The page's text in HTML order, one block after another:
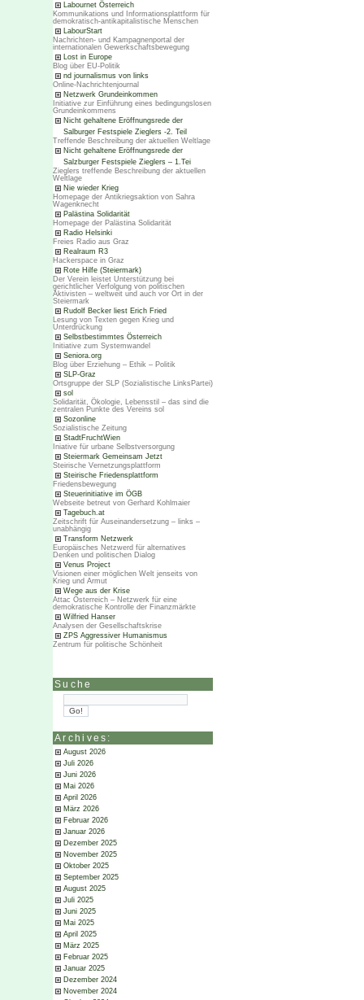
Labournet Österreich
Kommunikations und Informationsplattform für
demokratisch-antikapitalistische Menschen
LabourStart
Nachrichten- und Kampagnenportal der
internationalen Gewerkschaftsbewegung
Lost in Europe
Blog über EU-Politik
nd journalismus von links
Online-Nachrichtenjournal
Netzwerk Grundeinkommen
Initiative zur Einführung eines bedingungslosen
Grundeinkommens
Nicht gehaltene Eröffnungsrede der
Salburger Festspiele Zieglers -2. Teil
Treffende Beschreibung der aktuellen Weltlage
Nicht gehaltene Eröffnungsrede der
Salzburger Festspiele Zieglers – 1.Tei
Zieglers treffende Beschreibung der aktuellen
Weltlage
Nie wieder Krieg
Homepage der Antikriegsaktion von Sahra
Wagenknecht
Palästina Solidarität
Homepage der Palästina Solidarität
Radio Helsinki
Freies Radio aus Graz
Realraum R3
Hackerspace in Graz
Rote Hilfe (Steiermark)
Der Verein leistet Unterstützung bei
gerichtlicher Verfolgung von politischen
Aktivisten – weltweit und auch vor Ort in der
Steiermark
Rudolf Becker liest Erich Fried
Lesung von Texten gegen Krieg und
Unterdrückung
Selbstbestimmtes Österreich
Initiative zum Systemwandel
Seniora.org
Blog über Erziehung – Ethik – Politik
SLP-Graz
Ortsgruppe der SLP (Sozialistische LinksPartei)
sol
Solidarität, Ökologie, Lebensstil – das sind die
zentralen Punkte des Vereins sol
Sozonline
Sozialistische Zeitung
StadtFruchtWien
Iniative für urbane Selbstversorgung
Steiermark Gemeinsam Jetzt
Steirische Vernetzungsplattform
Steirische Friedensplattform
Friedensbewegung
Steuerinitiative im ÖGB
Webseite betreut von Gerhard Kohlmaier
Tagebuch.at
Zeitschrift für Auseinandersetzung – links –
unabhängig
Transform Netzwerk
Europäisches Netzwerd für alternatives
Denken und politischen Dialog
Venus Project
Visionen einer möglichen Welt jenseits von
Krieg und Armut
Wege aus der Krise
Attac Österreich – Netzwerk für eine
demokratische Kontrolle der Finanzmärkte
Wilfried Hanser
Analysen der Gesellschaftskrise
ZPS Aggressiver Humanismus
Zentrum für politische Schönheit
Suche
Archives:
August 2026
Juli 2026
Juni 2026
Mai 2026
April 2026
März 2026
Februar 2026
Januar 2026
Dezember 2025
November 2025
Oktober 2025
September 2025
August 2025
Juli 2025
Juni 2025
Mai 2025
April 2025
März 2025
Februar 2025
Januar 2025
Dezember 2024
November 2024